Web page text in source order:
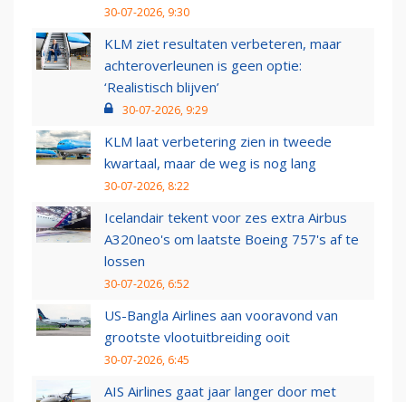
30-07-2026, 9:30
KLM ziet resultaten verbeteren, maar
achteroverleunen is geen optie:
‘Realistisch blijven’
30-07-2026, 9:29
KLM laat verbetering zien in tweede
kwartaal, maar de weg is nog lang
30-07-2026, 8:22
Icelandair tekent voor zes extra Airbus
A320neo's om laatste Boeing 757's af te
lossen
30-07-2026, 6:52
US-Bangla Airlines aan vooravond van
grootste vlootuitbreiding ooit
30-07-2026, 6:45
AIS Airlines gaat jaar langer door met